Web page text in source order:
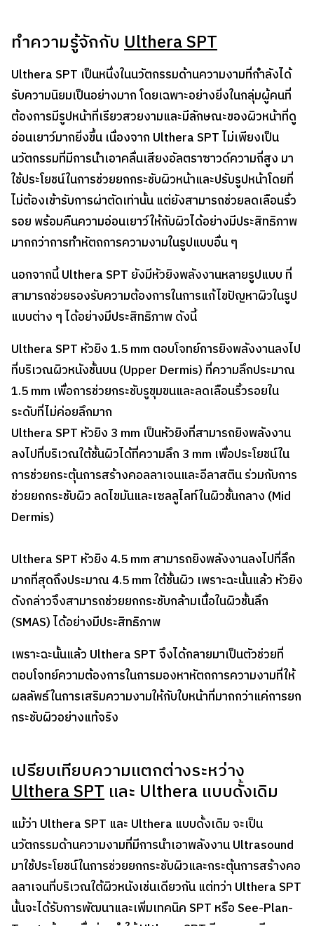
ทำความรู้จักกับ Ulthera SPT
Ulthera SPT เป็นหนึ่งในนวัตกรรมด้านความงามที่กำลังได้
รับความนิยมเป็นอย่างมาก โดยเฉพาะอย่างยิ่งในกลุ่มผู้คนที่
ต้องการมีรูปหน้าที่เรียวสวยงามและมีลักษณะของผิวหน้าที่ดู
อ่อนเยาว์มากยิ่งขึ้น เนื่องจาก Ulthera SPT ไม่เพียงเป็น
นวัตกรรมที่มีการนำเอาคลื่นเสียงอัลตราซาวด์ความถี่สูง มา
ใช้ประโยชน์ในการช่วยยกกระชับผิวหน้าและปรับรูปหน้าโดยที่
ไม่ต้องเข้ารับการผ่าตัดเท่านั้น แต่ยังสามารถช่วยลดเลือนริ้ว
รอย พร้อมคืนความอ่อนเยาว์ให้กับผิวได้อย่างมีประสิทธิภาพ
มากกว่าการทำหัตถการความงามในรูปแบบอื่น ๆ
นอกจากนี้ Ulthera SPT ยังมีหัวยิงพลังงานหลายรูปแบบ ที่
สามารถช่วยรองรับความต้องการในการแก้ไขปัญหาผิวในรูป
แบบต่าง ๆ ได้อย่างมีประสิทธิภาพ ดังนี้
Ulthera SPT หัวยิง 1.5 mm ตอบโจทย์การยิงพลังงานลงไป
ที่บริเวณผิวหนังชั้นบน (Upper Dermis) ที่ความลึกประมาณ
1.5 mm เพื่อการช่วยกระชับรูขุมขนและลดเลือนริ้วรอยใน
ระดับที่ไม่ค่อยลึกมาก
Ulthera SPT หัวยิง 3 mm เป็นหัวยิงที่สามารถยิงพลังงาน
ลงไปที่บริเวณใต้ชั้นผิวได้ที่ความลึก 3 mm เพื่อประโยชน์ใน
การช่วยกระตุ้นการสร้างคอลลาเจนและอีลาสติน ร่วมกับการ
ช่วยยกกระชับผิว ลดไขมันและเซลลูไลท์ในผิวชั้นกลาง (Mid
Dermis)
Ulthera SPT หัวยิง 4.5 mm สามารถยิงพลังงานลงไปที่ลึก
มากที่สุดถึงประมาณ 4.5 mm ใต้ชั้นผิว เพราะฉะนั้นแล้ว หัวยิง
ดังกล่าวจึงสามารถช่วยยกกระชับกล้ามเนื้อในผิวชั้นลึก
(SMAS) ได้อย่างมีประสิทธิภาพ
เพราะฉะนั้นแล้ว Ulthera SPT จึงได้กลายมาเป็นตัวช่วยที่
ตอบโจทย์ความต้องการในการมองหาหัตถการความงามที่ให้
ผลลัพธ์ในการเสริมความงามให้กับใบหน้าที่มากกว่าแค่การยก
กระชับผิวอย่างแท้จริง
เปรียบเทียบความแตกต่างระหว่าง
Ulthera SPT และ Ulthera แบบดั้งเดิม
แม้ว่า Ulthera SPT และ Ulthera แบบดั้งเดิม จะเป็น
นวัตกรรมด้านความงามที่มีการนำเอาพลังงาน Ultrasound
มาใช้ประโยชน์ในการช่วยยกกระชับผิวและกระตุ้นการสร้างคอ
ลลาเจนที่บริเวณใต้ผิวหนังเช่นเดียวกัน แต่ทว่า Ulthera SPT
นั้นจะได้รับการพัฒนาและเพิ่มเทคนิค SPT หรือ See-Plan-